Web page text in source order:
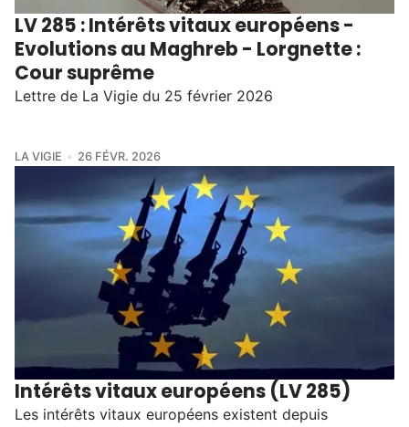
LV 285 : Intérêts vitaux européens -
Evolutions au Maghreb - Lorgnette :
Cour suprême
Lettre de La Vigie du 25 février 2026
LA VIGIE 26 FÉVR. 2026
Intérêts vitaux européens (LV 285)
Les intérêts vitaux européens existent depuis